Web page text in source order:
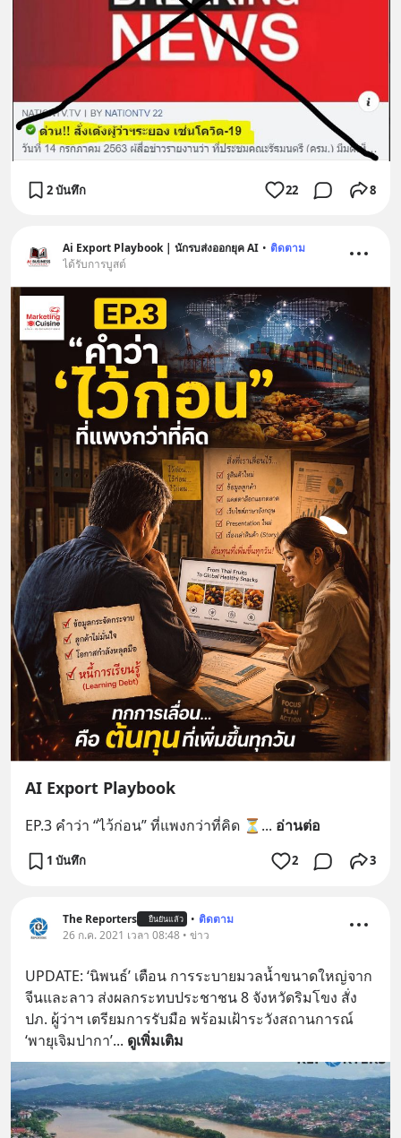
2 บันทึก 22 8
Ai Export Playbook | นักรบส่งออกยุค AI • ติดตาม
ได้รับการบูสต์
AI Export Playbook
EP.3 คำว่า “ไว้ก่อน” ที่แพงกว่าที่คิด ⏳ ... อ่านต่อ
1 บันทึก 2 3
The Reporters ยืนยันแล้ว • ติดตาม
26 ก.ค. 2021 เวลา 08:48 • ข่าว
UPDATE: ‘นิพนธ์’ เตือน การระบายมวลน้ำขนาดใหญ่จาก
จีนและลาว ส่งผลกระทบประชาชน 8 จังหวัดริมโขง สั่ง
ปภ. ผู้ว่าฯ เตรียมการรับมือ พร้อมเฝ้าระวังสถานการณ์
‘พายุเจิมปากา’... ดูเพิ่มเติม